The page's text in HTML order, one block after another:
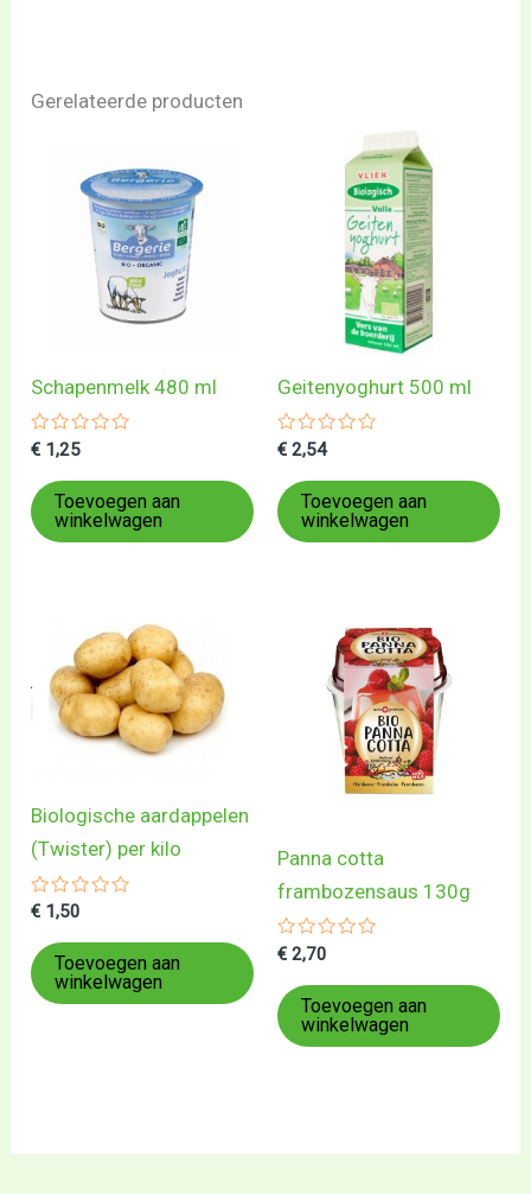
Gerelateerde producten
Schapenmelk 480 ml
Gewaardeerd
uit
5
€ 1,25
Toevoegen aan
winkelwagen
Geitenyoghurt 500 ml
Gewaardeerd
uit
5
€ 2,54
Toevoegen aan
winkelwagen
Biologische aardappelen
(Twister) per kilo
Gewaardeerd
uit
5
€ 1,50
Toevoegen aan
winkelwagen
Panna cotta
frambozensaus 130g
Gewaardeerd
uit
5
€ 2,70
Toevoegen aan
winkelwagen